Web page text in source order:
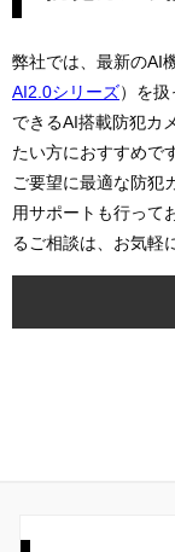
弊社では、最新のAI
AI2.0シリーズ）を
できるAI搭載防犯カ
たい方におすすめで
ご要望に最適な防犯
用サポートも行って
るご相談は、お気軽